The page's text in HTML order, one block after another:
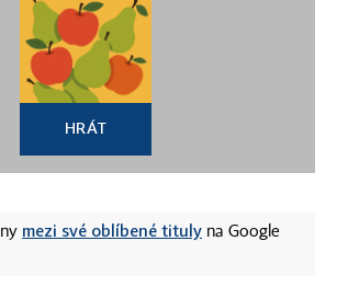
HRÁT
mezi své oblíbené tituly na Google